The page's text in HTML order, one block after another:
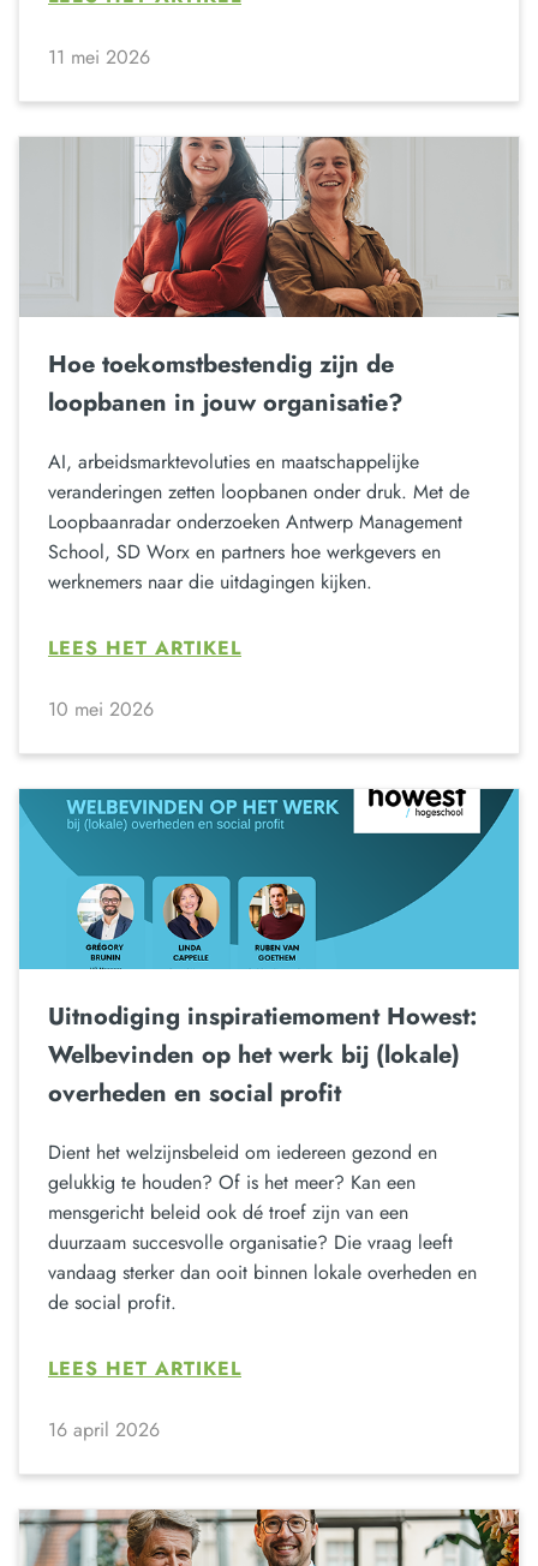
11 mei 2026
Hoe toekomstbestendig zijn de
loopbanen in jouw organisatie?
AI, arbeidsmarktevoluties en maatschappelijke
veranderingen zetten loopbanen onder druk. Met de
Loopbaanradar onderzoeken Antwerp Management
School, SD Worx en partners hoe werkgevers en
werknemers naar die uitdagingen kijken.
LEES HET ARTIKEL
10 mei 2026
Uitnodiging inspiratiemoment Howest:
Welbevinden op het werk bij (lokale)
overheden en social profit
Dient het welzijnsbeleid om iedereen gezond en
gelukkig te houden? Of is het meer? Kan een
mensgericht beleid ook dé troef zijn van een
duurzaam succesvolle organisatie? Die vraag leeft
vandaag sterker dan ooit binnen lokale overheden en
de social profit.
LEES HET ARTIKEL
16 april 2026